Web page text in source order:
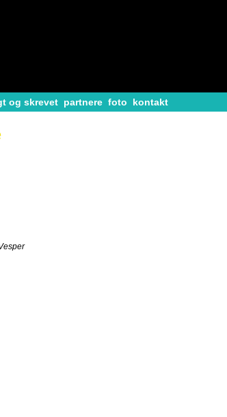
og skrevet partnere foto kontakt